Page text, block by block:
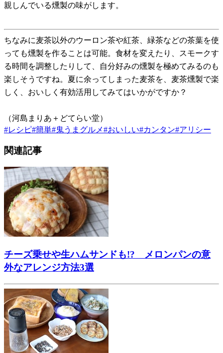
親しんでいる燻製の味がします。
ちなみに麦茶以外のウーロン茶や紅茶、緑茶などの茶葉を使
っても燻製を作ることは可能。食材を変えたり、スモークす
る時間を調整したりして、自分好みの燻製を極めてみるのも
楽しそうですね。夏に余ってしまった麦茶を、麦茶燻製で楽
しく、おいしく有効活用してみてはいかがですか？
（河島まりあ＋どてらい堂）
#レシピ#簡単#鬼うまグルメ#おいしい#カンタン#アリシー
関連記事
チーズ乗せや生ハムサンドも!? メロンパンの意
外なアレンジ方法3選